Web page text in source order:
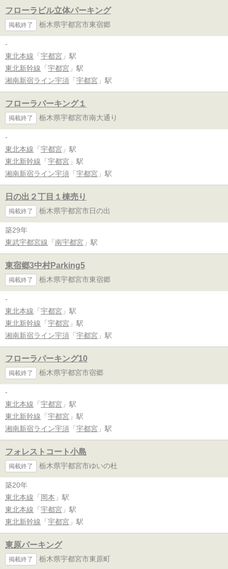
フローラビル立体パーキング
掲載終了 栃木県宇都宮市東宿郷
-
東北本線 「 宇都宮 」駅
東北新幹線 「 宇都宮 」駅
湘南新宿ライン宇須 「 宇都宮 」駅
フローラパーキング１
掲載終了 栃木県宇都宮市南大通り
-
東北本線 「 宇都宮 」駅
東北新幹線 「 宇都宮 」駅
湘南新宿ライン宇須 「 宇都宮 」駅
日の出２丁目１棟売り
掲載終了 栃木県宇都宮市日の出
築29年
東武宇都宮線 「 南宇都宮 」駅
東宿郷3中村Parking5
掲載終了 栃木県宇都宮市東宿郷
-
東北本線 「 宇都宮 」駅
東北新幹線 「 宇都宮 」駅
湘南新宿ライン宇須 「 宇都宮 」駅
フローラパーキング10
掲載終了 栃木県宇都宮市宿郷
-
東北本線 「 宇都宮 」駅
東北新幹線 「 宇都宮 」駅
湘南新宿ライン宇須 「 宇都宮 」駅
フォレストコート小島
掲載終了 栃木県宇都宮市ゆいの杜
築20年
東北本線 「 岡本 」駅
東北本線 「 宇都宮 」駅
東北新幹線 「 宇都宮 」駅
東原パーキング
掲載終了 栃木県宇都宮市東原町